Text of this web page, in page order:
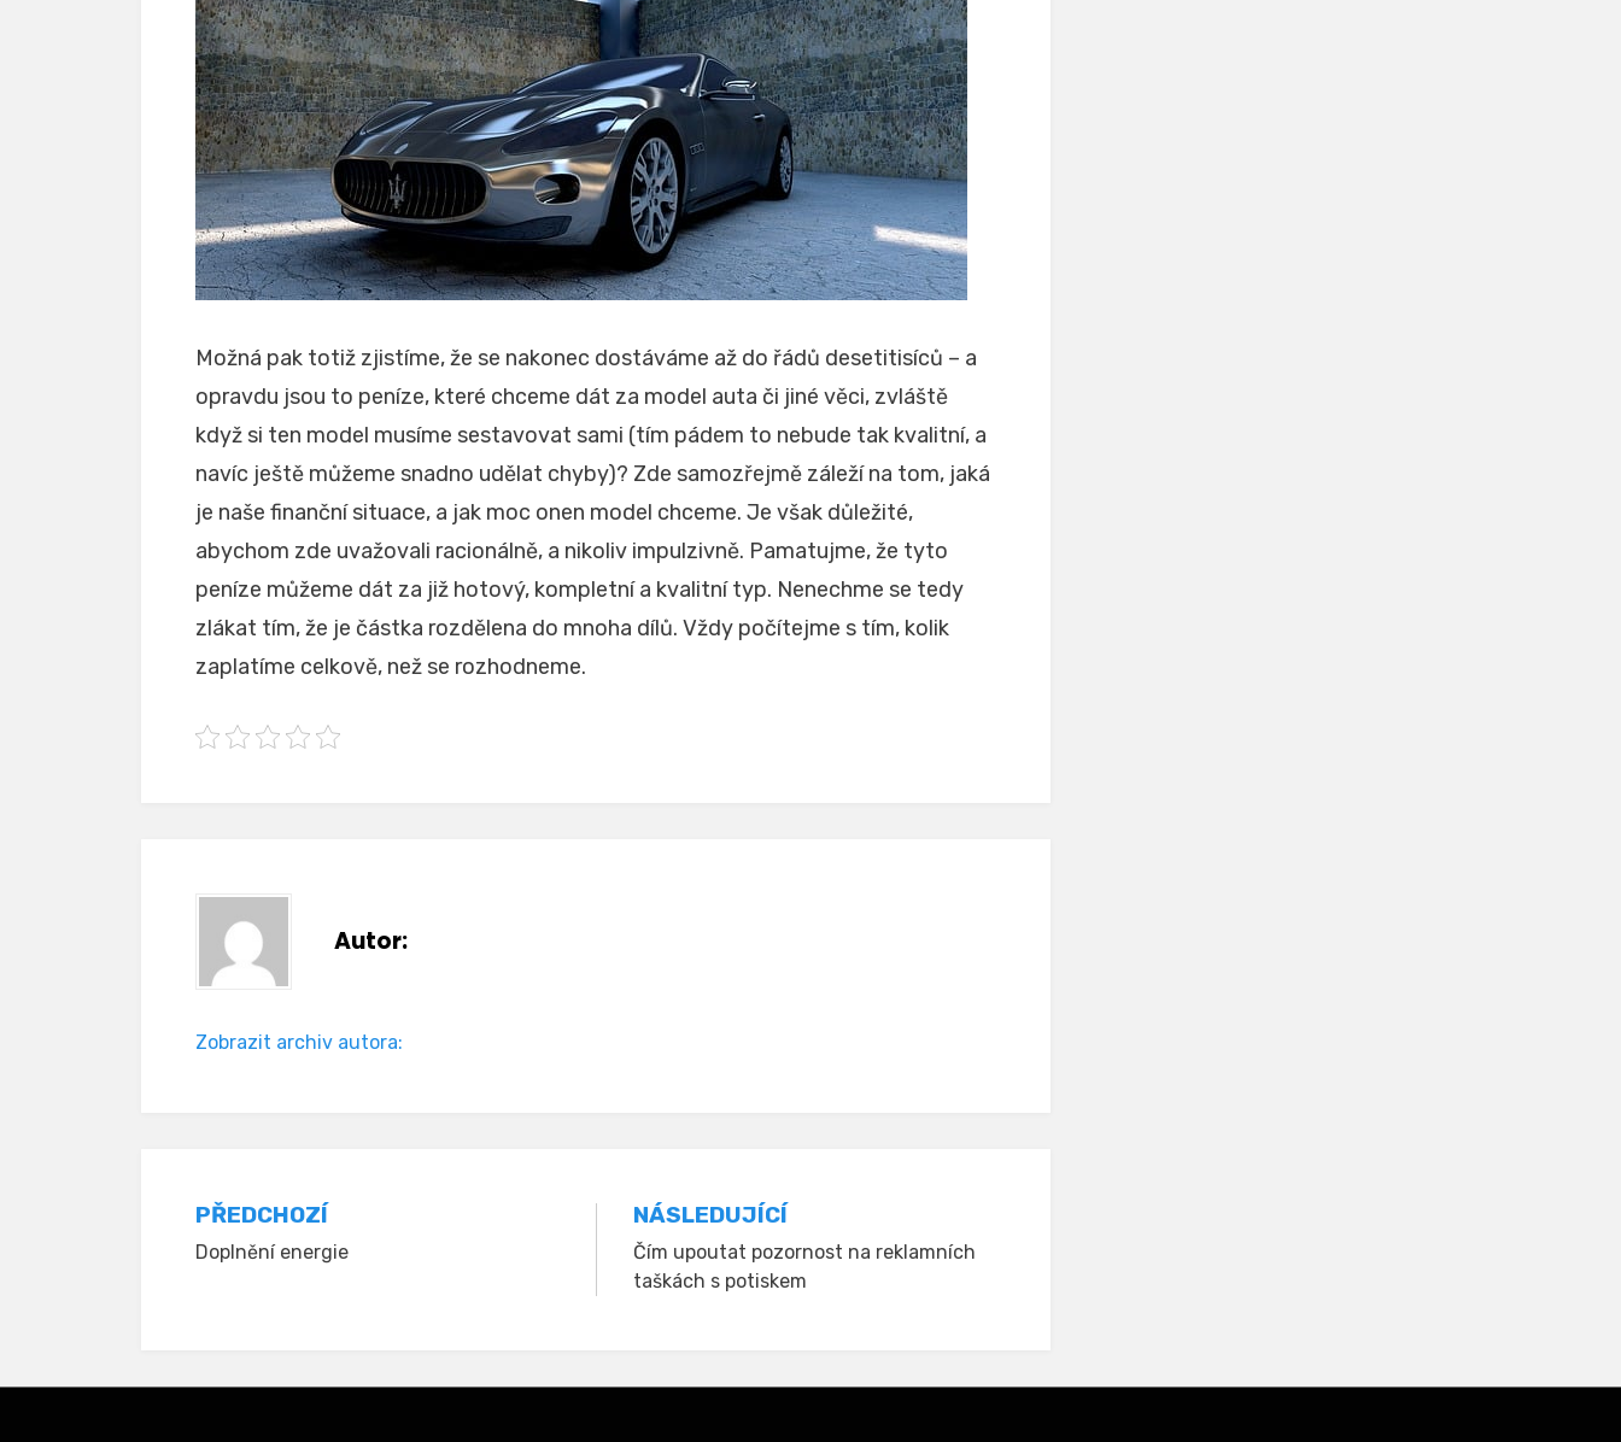
Možná pak totiž zjistíme, že se nakonec dostáváme až do řádů desetitisíců – a
opravdu jsou to peníze, které chceme dát za model auta či jiné věci, zvláště
když si ten model musíme sestavovat sami (tím pádem to nebude tak kvalitní, a
navíc ještě můžeme snadno udělat chyby)? Zde samozřejmě záleží na tom, jaká
je naše finanční situace, a jak moc onen model chceme. Je však důležité,
abychom zde uvažovali racionálně, a nikoliv impulzivně. Pamatujme, že tyto
peníze můžeme dát za již hotový, kompletní a kvalitní typ. Nenechme se tedy
zlákat tím, že je částka rozdělena do mnoha dílů. Vždy počítejme s tím, kolik
zaplatíme celkově, než se rozhodneme.
Autor:
Zobrazit archiv autora:
Navigace
pro
PŘEDCHOZÍ
Doplnění energie
NÁSLEDUJÍCÍ
Čím upoutat pozornost na reklamních
taškách s potiskem